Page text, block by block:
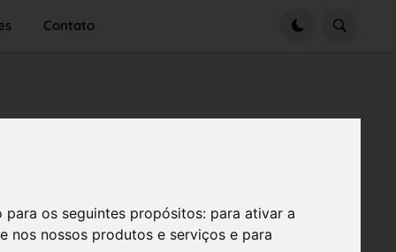
para os seguintes propósitos: para ativar a
nos nossos produtos e serviços e para
Contato